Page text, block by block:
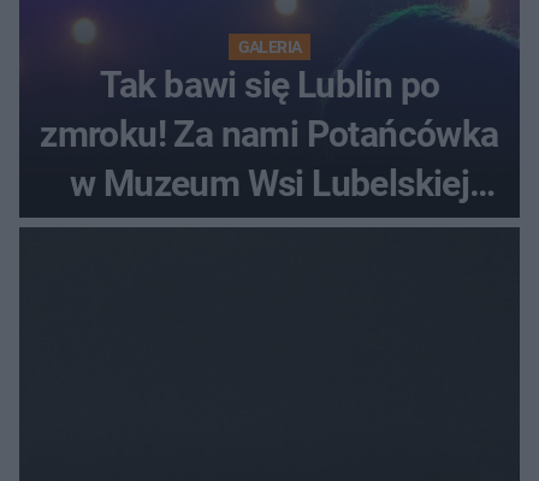
GALERIA
Tak bawi się Lublin po
zmroku! Za nami Potańcówka
w Muzeum Wsi Lubelskiej
[ZDJĘCIA]